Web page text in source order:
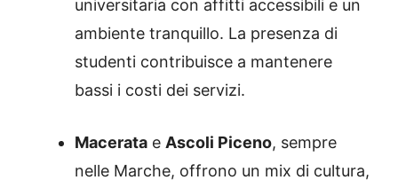
universitaria con affitti accessibili e un
ambiente tranquillo. La presenza di
studenti contribuisce a mantenere
bassi i costi dei servizi.
Macerata e Ascoli Piceno, sempre
nelle Marche, offrono un mix di cultura,